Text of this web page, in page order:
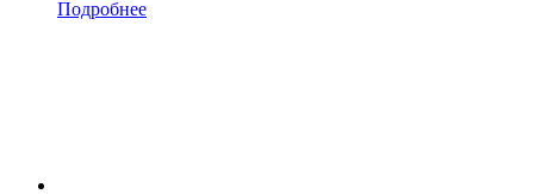
Подробнее